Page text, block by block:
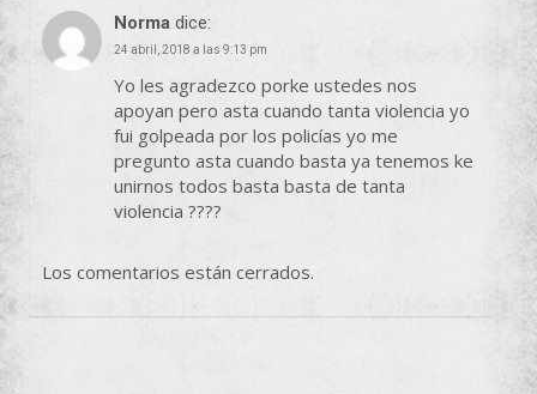
Norma dice:
24 abril, 2018 a las 9:13 pm
Yo les agradezco porke ustedes nos
apoyan pero asta cuando tanta violencia yo
fui golpeada por los policías yo me
pregunto asta cuando basta ya tenemos ke
unirnos todos basta basta de tanta
violencia ????
Los comentarios están cerrados.